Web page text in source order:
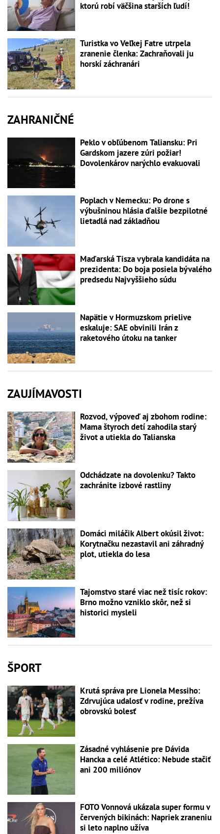
ktorú robí väčšina starších ľudí!
Turistka vo Veľkej Fatre utrpela
zranenie členka: Zachraňovali ju
horskí záchranári
ZAHRANIČNÉ
Peklo v obľúbenom Taliansku: Pri
Gardskom jazere zúri požiar!
Dovolenkárov narýchlo evakuovali
Poplach v Nemecku: Po drone s
výbušninou hlásia ďalšie bezpilotné
lietadlá nad základňou
Maďarská Tisza vybrala kandidáta na
prezidenta: Do boja posiela bývalého
predsedu Najvyššieho súdu
Napätie v Hormuzskom prielive
eskaluje: SAE obvinili Irán z
raketového útoku na tanker
ZAUJÍMAVOSTI
Rozvod, výpoveď aj zbohom rodine:
Mama štyroch detí zahodila starý
život a utiekla do Talianska
Odchádzate na dovolenku? Takto
zachránite izbové rastliny
Domáci miláčik Albert okúsil život:
Korytnačku nezastavil ani záhradný
plot, utiekla do lesa
Tajomstvo staré viac než tisíc rokov:
Brno možno vzniklo skôr, než si
historici mysleli
ŠPORT
Krutá správa pre Lionela Messiho:
Zdrvujúca udalosť v rodine, prežíva
obrovskú bolesť
Zásadné vyhlásenie pre Dávida
Hancka a celé Atlético: Nebude stačiť
ani 200 miliónov
FOTO Vonnová ukázala super formu v
červených bikinách: Napriek zraneniu
si leto naplno užíva